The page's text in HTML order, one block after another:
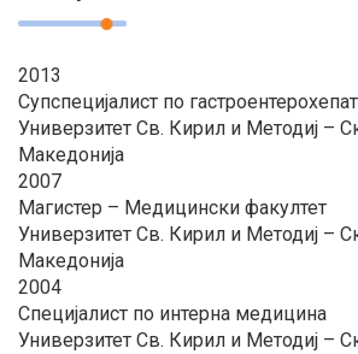
2013
Супспецијалист по
Универзитет Св. Кирил и Методиј –
Македонија
2007
Магистер – Медицински факултет
Универзитет Св. Кирил и Методиј –
Македонија
2004
Специјалист по интерна медицина
Универзитет Св. Кирил и Методиј –